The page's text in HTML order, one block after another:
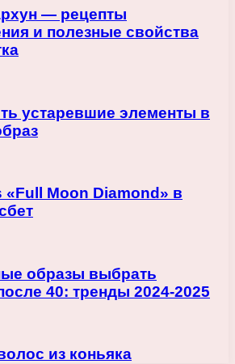
— рецепты
и полезные свойства
устаревшие элементы в
«Full Moon Diamond» в
образы выбрать
40: тренды 2024-2025
из коньяка